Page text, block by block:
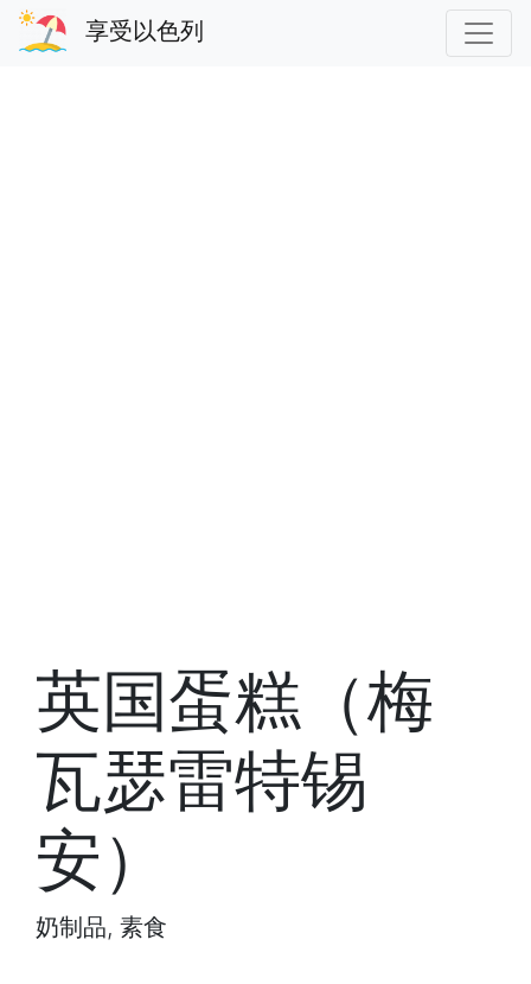
享受以色列
英国蛋糕（梅
瓦瑟雷特锡
安）
奶制品, 素食